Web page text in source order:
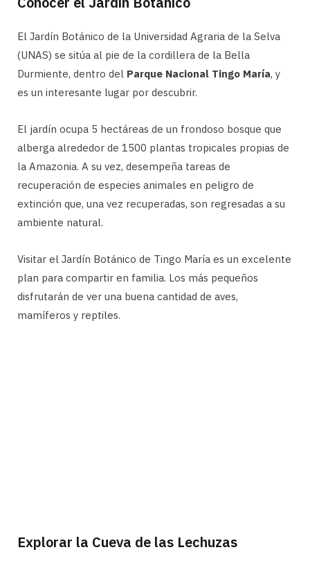
El Jardín Botánico de la Universidad Agraria de la Selva
(UNAS) se sitúa al pie de la cordillera de la Bella
Durmiente, dentro del Parque Nacional Tingo María, y
es un interesante lugar por descubrir.
El jardín ocupa 5 hectáreas de un frondoso bosque que
alberga alrededor de 1500 plantas tropicales propias de
la Amazonia. A su vez, desempeña tareas de
recuperación de especies animales en peligro de
extinción que, una vez recuperadas, son regresadas a su
ambiente natural.
Visitar el Jardín Botánico de Tingo María es un excelente
plan para compartir en familia. Los más pequeños
disfrutarán de ver una buena cantidad de aves,
mamíferos y reptiles.
Explorar la Cueva de las Lechuzas